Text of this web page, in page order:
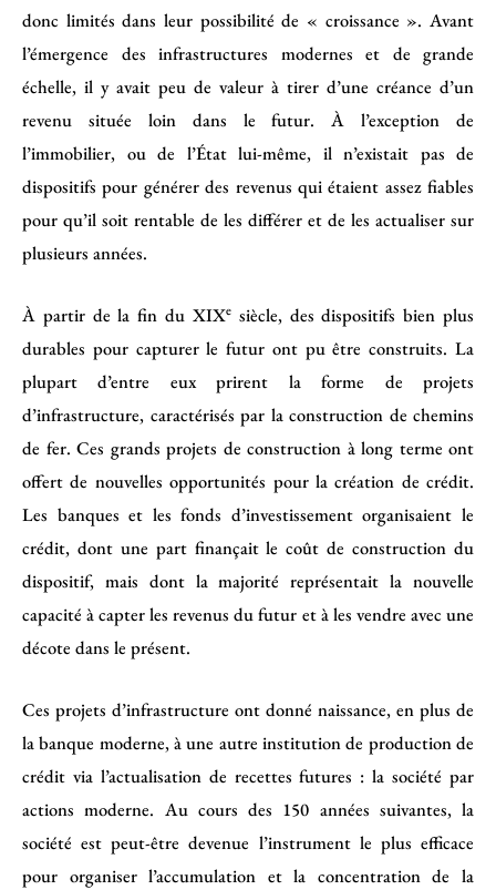
donc limités dans leur possibilité de « croissance ». Avant
l’émergence des infrastructures modernes et de grande
échelle, il y avait peu de valeur à tirer d’une créance d’un
revenu située loin dans le futur. À l’exception de
l’immobilier, ou de l’État lui-même, il n’existait pas de
dispositifs pour générer des revenus qui étaient assez fiables
pour qu’il soit rentable de les différer et de les actualiser sur
plusieurs années.
À partir de la fin du XIXesiècle, des dispositifs bien plus
durables pour capturer le futur ont pu être construits. La
plupart d’entre eux prirent la forme de projets
d’infrastructure, caractérisés par la construction de chemins
de fer. Ces grands projets de construction à long terme ont
offert de nouvelles opportunités pour la création de crédit.
Les banques et les fonds d’investissement organisaient le
crédit, dont une part finançait le coût de construction du
dispositif, mais dont la majorité représentait la nouvelle
capacité à capter les revenus du futur et à les vendre avec une
décote dans le présent.
Ces projets d’infrastructure ont donné naissance, en plus de
la banque moderne, à une autre institution de production de
crédit via l’actualisation de recettes futures : la société par
actions moderne. Au cours des 150 années suivantes, la
société est peut-être devenue l’instrument le plus efficace
pour organiser l’accumulation et la concentration de la